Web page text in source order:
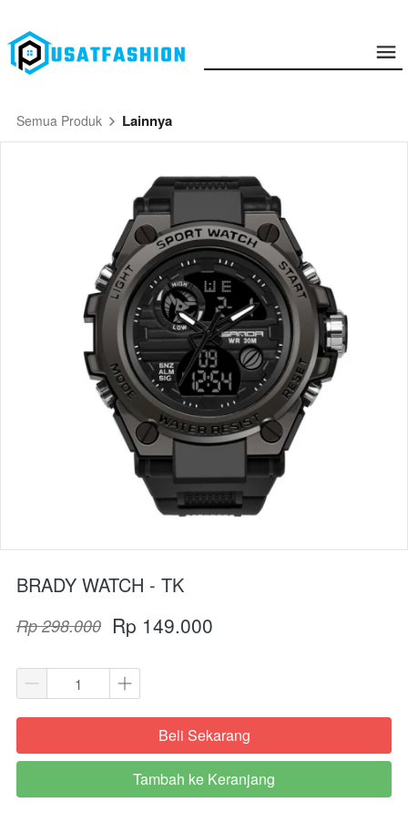
Semua Produk Lainnya
BRADY WATCH - TK
Rp 298.000 Rp 149.000
`Beli Sekarang
`
Tambah ke Keranjang